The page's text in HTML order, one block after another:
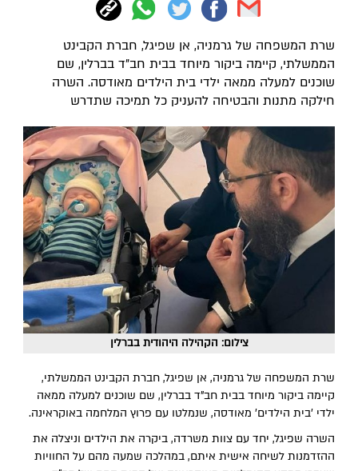
שרת המשפחה של גרמניה, אן שפיגל, חברת הקבינט
הממשלתי, קיימה ביקור מיוחד בבית חב"ד בברלין, שם
שוכנים למעלה ממאה ילדי בית הילדים מאודסה. השרה
חילקה מתנות והבטיחה להעניק כל תמיכה שתדרש
צילום: הקהילה היהודית בברלין
שרת המשפחה של גרמניה, אן שפיגל, חברת הקבינט הממשלתי,
קיימה ביקור מיוחד בבית חב"ד בברלין, שם שוכנים למעלה ממאה
ילדי 'בית הילדים' מאודסה, שנמלטו עם פרוץ המלחמה באוקראינה.
השרה שפיגל, יחד עם צוות משרדה, ביקרה את הילדים וניצלה את
ההזדמנות לשיחה אישית איתם, במהלכה שמעה מהם על החוויות